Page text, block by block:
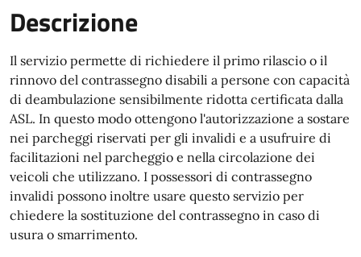
Descrizione
Il servizio permette di richiedere il primo rilascio o il
rinnovo del contrassegno disabili a persone con capacità
di deambulazione sensibilmente ridotta certificata dalla
ASL. In questo modo ottengono l'autorizzazione a sostare
nei parcheggi riservati per gli invalidi e a usufruire di
facilitazioni nel parcheggio e nella circolazione dei
veicoli che utilizzano. I possessori di contrassegno
invalidi possono inoltre usare questo servizio per
chiedere la sostituzione del contrassegno in caso di
usura o smarrimento.